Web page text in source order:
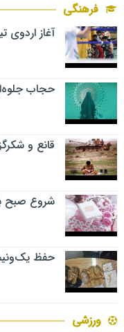
فرهنگی
آغاز اردوی
حجاب
قانع و
شروع صبح
حفظ
ورزشی